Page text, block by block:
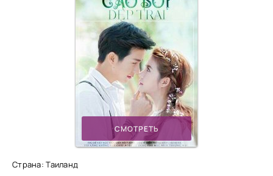
СМОТРЕТЬ
Страна: Таиланд